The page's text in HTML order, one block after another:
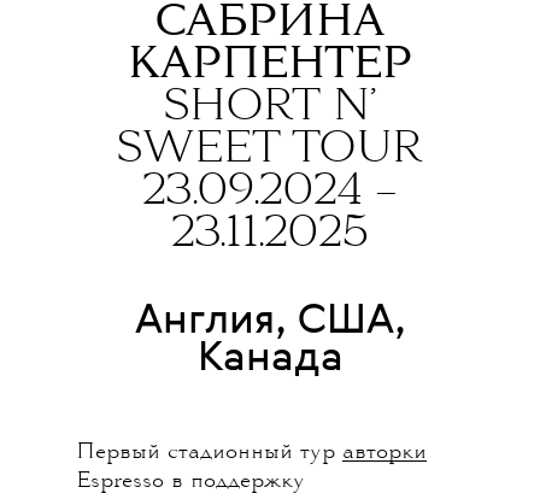
САБРИНА
КАРПЕНТЕР
SHORT N’
SWEET TOUR
23.09.2024 –
23.11.2025
Англия, США,
Канада
Первый стадионный тур авторки
Espresso в поддержку